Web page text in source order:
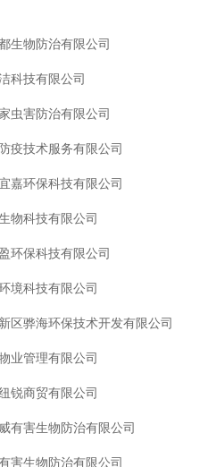
生物防治有限公司
科技有限公司
虫害防治有限公司
疫技术服务有限公司
嘉环保科技有限公司
物科技有限公司
环保科技有限公司
境科技有限公司
区骅海环保技术开发有限公司
业管理有限公司
锐商贸有限公司
有害生物防治有限公司
害生物防治有限公司